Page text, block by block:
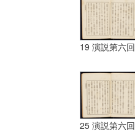
19 演説第六回
25 演説第六回